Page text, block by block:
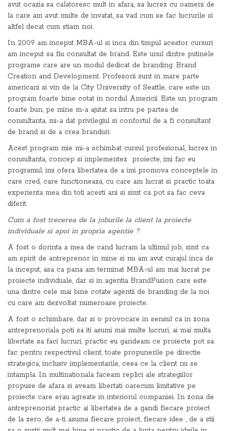
avut ocazia sa calatoresc mult in afara, sa lucrez cu oameni de
la care am avut multe de invatat, sa vad cum se fac lucrurile si
altfel decat cum stiam noi.
In 2009 am inceput MBA-ul si inca din timpul acestor cursuri
am inceput sa fiu consultat de brand. Este unul dintre putinele
programe care are un modul dedicat de branding: Brand
Creation and Development. Profesorii sunt in mare parte
americani si vin de la City University of Seattle, care este un
program foarte bine cotat in nordul Americii. Este un program
foarte bun, pe mine m-a ajutat sa intru pe partea de
consultanta, mi-a dat privilegiul si confortul de a fi consultant
de brand si de a crea branduri.
Acest program mie mi-a schimbat cursul profesional, lucrez in
consultanta, concep si implementez proiecte, imi fac eu
programul, imi ofera libertatea de a imi promova conceptele in
care cred, care functioneaza, cu care am lucrat si practic toata
experienta mea din toti acesti ani si simt ca pot sa fac ceva
diferit.
Cum a fost trecerea de la joburile la client la proiecte
individuale si apoi in propria agentie ?
A fost o dorinta a mea de cand lucram la ultimul job, simt ca
am spirit de antreprenor in mine si nu am avut curajul inca de
la inceput, asa ca pana am terminat MBA-ul am mai lucrat pe
proiecte individuale, dar si in agentia BrandFusion care este
una dintre cele mai bine cotate agentii de branding de la noi
cu care am dezvoltat numeroase proiecte.
A fost o schimbare, dar si o provocare in sensul ca in zona
antreprenoriala poti sa iti asumi mai multe lucruri, ai mai multa
libertate sa faci lucruri, practic eu gandeam ce proiecte pot sa
fac pentru respectivul client, toate propunerile pe directie
strategica, inclusiv implementarile, ceea ce la client nu se
intampla. In multinationala faceam replici ale strategiilor
propuse de afara si aveam libertati oarecum limitative pe
proiecte care erau agreate in interiorul companiei. In zona de
antreprenoriat practic ai libertatea de a gandi fiecare proiect
de la zero, de a-ti asuma fiecare proiect, fiecare idee , de a stii